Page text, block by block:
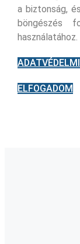
a biztonság,
böngészés
használatához.
ELFOGADOM